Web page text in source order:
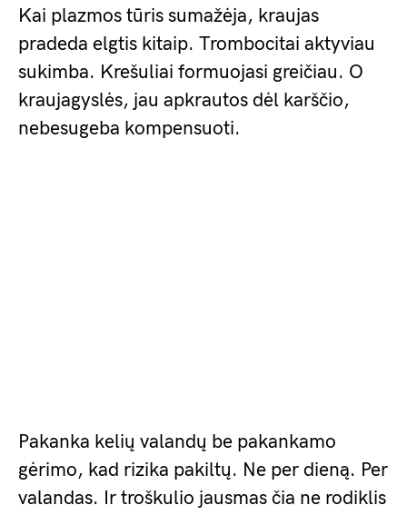
Kai plazmos tūris sumažėja, kraujas
pradeda elgtis kitaip. Trombocitai aktyviau
sukimba. Krešuliai formuojasi greičiau. O
kraujagyslės, jau apkrautos dėl karščio,
nebesugeba kompensuoti.
Pakanka kelių valandų be pakankamo
gėrimo, kad rizika pakiltų. Ne per dieną. Per
valandas. Ir troškulio jausmas čia ne rodiklis